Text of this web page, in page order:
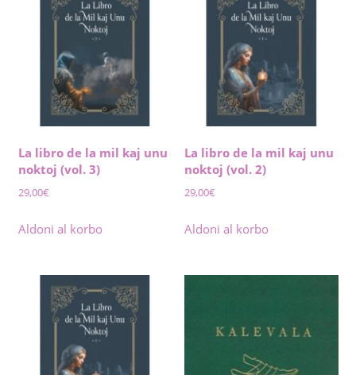
La libro de la mil kaj unu
noktoj (vol. 3)
29,00€
Aldoni al korbo
La libro de la mil kaj unu
noktoj (vol. 2)
29,00€
Aldoni al korbo